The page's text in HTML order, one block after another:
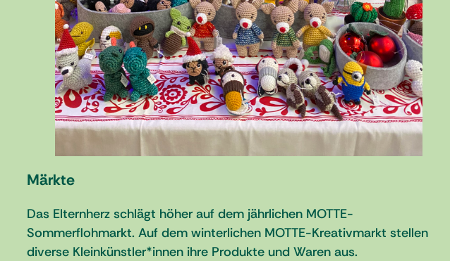
Märkte
Das Elternherz schlägt höher auf dem jährlichen MOTTE-
Sommerflohmarkt. Auf dem winterlichen MOTTE-Kreativmarkt stellen
diverse Kleinkünstler*innen ihre Produkte und Waren aus.